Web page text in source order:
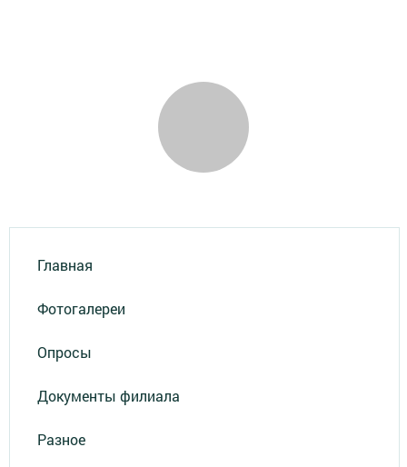
Главная
Фотогалереи
Опросы
Документы филиала
Разное